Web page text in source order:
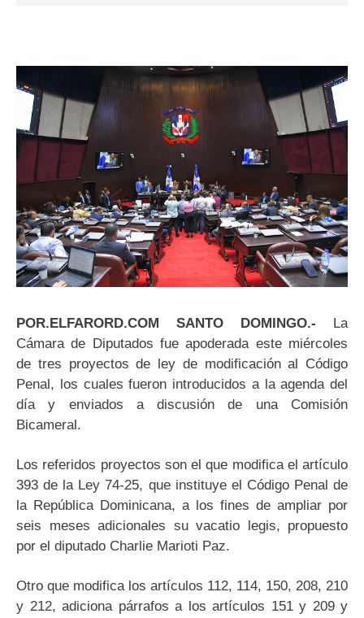
POR.ELFARORD.COM SANTO DOMINGO.- La
Cámara de Diputados fue apoderada este miércoles
de tres proyectos de ley de modificación al Código
Penal, los cuales fueron introducidos a la agenda del
día y enviados a discusión de una Comisión
Bicameral.
Los referidos proyectos son el que modifica el artículo
393 de la Ley 74-25, que instituye el Código Penal de
la República Dominicana, a los fines de ampliar por
seis meses adicionales su vacatio legis, propuesto
por el diputado Charlie Marioti Paz.
Otro que modifica los artículos 112, 114, 150, 208, 210
y 212, adiciona párrafos a los artículos 151 y 209 y